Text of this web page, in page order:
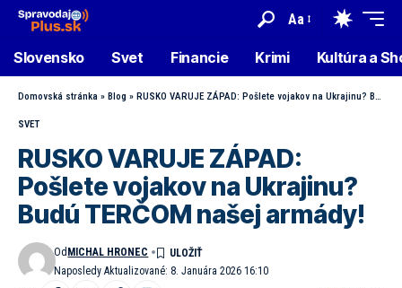
Aa
Slovensko Svet Financie Krimi Kultúra a
Domovská stránka » Blog » RUSKO VARUJE ZÁPAD: Pošlete vojakov na Ukrajinu? Budú TERČOM našej armády!
SVET
RUSKO VARUJE ZÁPAD:
Pošlete vojakov na Ukrajinu?
Budú TERČOM našej armády!
Naposledy Aktualizované: 8. Januára 2026 16:10
Od MICHAL HRONEC